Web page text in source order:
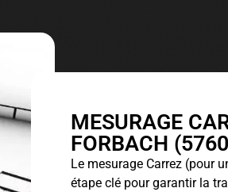
MESURAGE
FORBACH
Le mesurage Carrez (pour
étape clé pour garantir la